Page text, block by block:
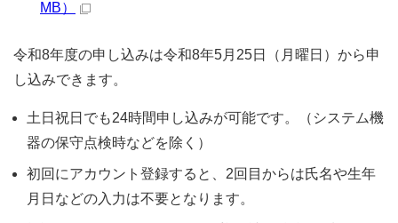
MB）
令和8年度の申し込みは令和8年5月25日（月曜日）から申
し込みできます。
土日祝日でも24時間申し込みが可能です。（システム機
器の保守点検時などを除く）
初回にアカウント登録すると、2回目からは氏名や生年
月日などの入力は不要となります。